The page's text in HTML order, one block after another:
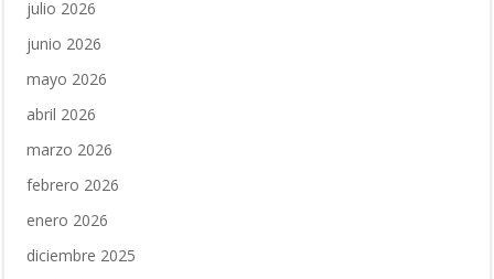
julio 2026
junio 2026
mayo 2026
abril 2026
marzo 2026
febrero 2026
enero 2026
diciembre 2025